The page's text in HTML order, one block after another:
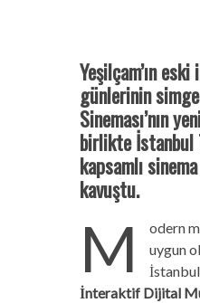
Yeşilçam’ın
günlerinin
Sineması’nın
birlikte İstanbul
kapsamlı
kavuştu.
M
odern
uygun
İnteraktif Dijital